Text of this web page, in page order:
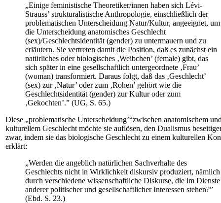
„Einige feministische Theoretiker/innen haben sich Lévi-
Strauss’ strukturalistische Anthropologie, einschließlich der
problematischen Unterscheidung Natur/Kultur, angeeignet, um
die Unterscheidung anatomisches Geschlecht
(sex)/Geschlechtsidentität (gender) zu untermauern und zu
erläutern. Sie vertreten damit die Position, daß es zunächst ein
natürliches oder biologisches ‚Weibchen’ (female) gibt, das
sich später in eine gesellschaftlich untergeordnete ‚Frau’
(woman) transformiert. Daraus folgt, daß das ‚Geschlecht’
(sex) zur ‚Natur’ oder zum ‚Rohen’ gehört wie die
Geschlechtsidentität (gender) zur Kultur oder zum
‚Gekochten’.” (UG, S. 65.)
Diese „problematische Unterscheidung’“zwischen anatomischem
kulturellem Geschlecht möchte sie auflösen, den Dualismus
zwar, indem sie das biologische Geschlecht zu einem kulturellen
erklärt:
„Werden die angeblich natürlichen Sachverhalte des
Geschlechts nicht in Wirklichkeit diskursiv produziert, nämlich
durch verschiedene wissenschaftliche Diskurse, die im Dienste
anderer politischer und gesellschaftlicher Interessen stehen?”
(Ebd. S. 23.)